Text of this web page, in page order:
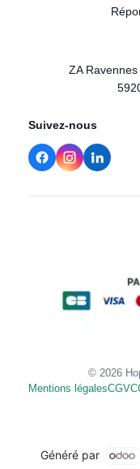
ZA
Suivez-nous
© 2026
Mentions légalesCGV
Généré par